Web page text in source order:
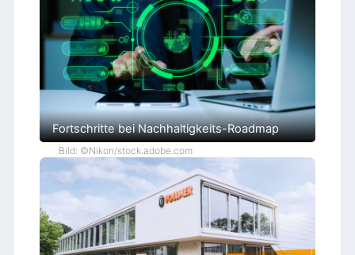
Fortschritte bei Nachhaltigkeits-Roadmap
Bild: ©Nikon/stock.adobe.com